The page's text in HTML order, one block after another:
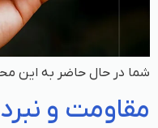
شما در حال حاضر به این
مقاومت و نبرد